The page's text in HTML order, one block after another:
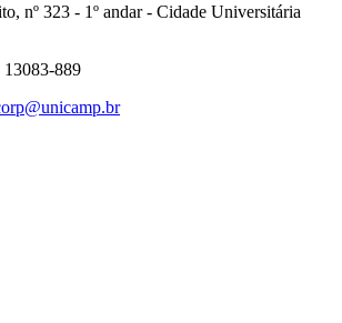
nº 323 - 1º andar - Cidade Universitária
13083-889